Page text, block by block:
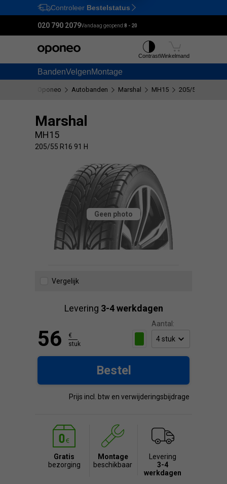
Ctrl M
Controleer Bestelstatus
020 790 2079Vandaag geopend:8 - 20
BandenVelgenMontage
ContrastWinkelmand
Oponeo Autobanden Marshal MH15 205/55 R16 91 H
Marshal
MH15
205/55 R16 91 H
Geen photo
Vergelijk
Levering 3-4 werkdagen
Aantal:
56
€
stuk
Bestel
Prijs incl. btw en verwijderingsbijdrage
Gratis
bezorging
Montage
beschikbaar
Levering
3-4
werkdagen